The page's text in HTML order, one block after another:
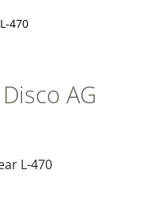
470
AG
L-470